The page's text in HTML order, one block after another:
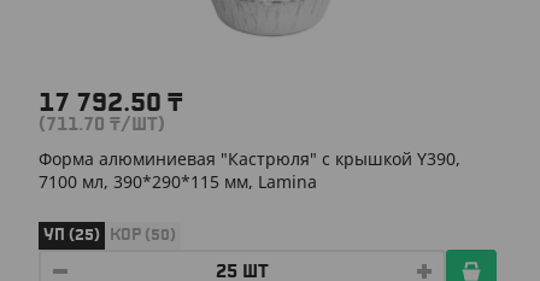
17 792.50 ₸
(711.70 ₸/ШТ)
Форма алюминиевая "Кастрюля" с крышкой Y390,
7100 мл, 390*290*115 мм, Lamina
УП (25) КОР (50)